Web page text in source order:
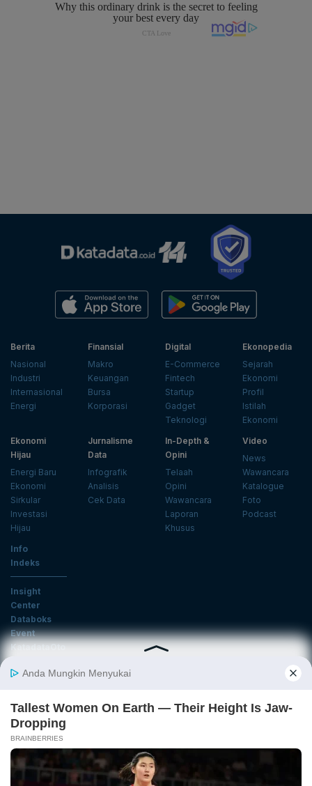
Berita
Nasional
Industri
Internasional
Energi
Finansial
Makro
Keuangan
Bursa
Korporasi
Digital
E-Commerce
Fintech
Startup
Gadget
Teknologi
Ekonopedia
Sejarah
Ekonomi
Profil
Istilah
Ekonomi
Ekonomi
Hijau
Energi Baru
Ekonomi
Sirkular
Investasi
Hijau
Jurnalisme
Data
Infografik
Analisis
Cek Data
In-Depth &
Opini
Telaah
Opini
Wawancara
Laporan
Khusus
Video
News
Wawancara
Katalogue
Foto
Podcast
Info
Indeks
Insight
Center
Databoks
Event
KatadataOto
Email
Daftar